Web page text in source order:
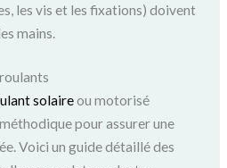
les vis et les fixations) doivent
mains.
solaireou motorisé
pour assurer une
Voici un guide détaillé des